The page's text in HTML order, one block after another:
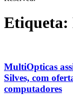
Etiqueta:
MultiOpticas
Silves, com
computadores